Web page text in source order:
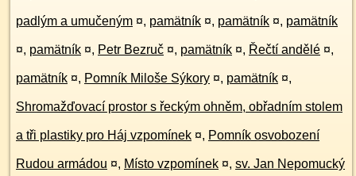
padlým a umučeným ¤, pamätník ¤, pamätník ¤, pamätník
¤, pamätník ¤, Petr Bezruč ¤, pamätník ¤, Řečtí andělé ¤,
pamätník ¤, Pomník Miloše Sýkory ¤, pamätník ¤,
Shromažďovací prostor s řeckým ohněm, obřadním stolem
a tři plastiky pro Háj vzpomínek ¤, Pomník osvobození
Rudou armádou ¤, Místo vzpomínek ¤, sv. Jan Nepomucký